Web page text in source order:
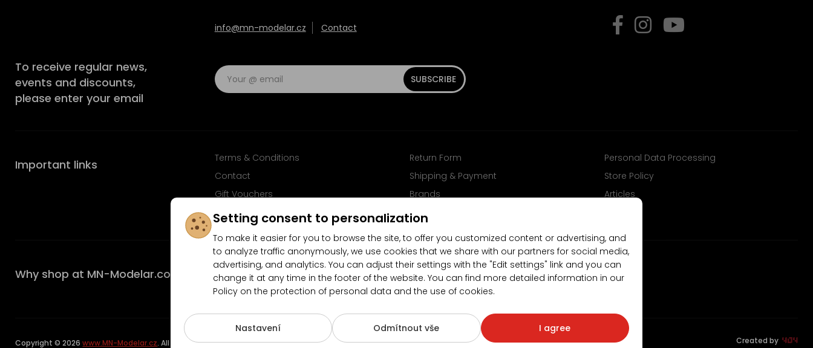
info@mn-modelar.cz Contact
To receive regular news,
events and discounts,
please enter your email
SUBSCRIBE
Important links Terms & Conditions Return Form
Personal Data Processing
Contact
Shipping & Payment
Store Policy
Gift Vouchers
Brands
Articles
FAQ
Follow us on Facebook
Why shop at MN-Modelar.com
4.9/5 (10481x) 4.5/5(189x)
Copyright © 2026www.MN-Modelar.cz. All rights reserved. Created by
Setting consent to personalization
To make it easier for you to browse the site, to offer you customized content or advertising, and
to analyze traffic anonymously, we use cookies that we share with our partners for social media,
advertising, and analytics. You can adjust their settings with the "Edit settings" link and you can
change it at any time in the footer of the website. You can find more detailed information in our
Policy on the protection of personal data and the use of cookies.
Nastavení Odmítnout vše I agree